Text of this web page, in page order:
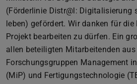
(Förderlinie Distr@l: Digitalisierung
leben) gefördert. Wir danken für
Projekt bearbeiten zu dürfen. Ein
allen beteiligten Mitarbeitenden aus
Forschungsgruppen Management
(MiP) und Fertigungstechnologie